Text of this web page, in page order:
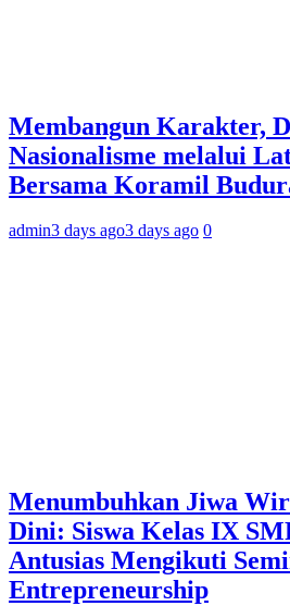
Membangun Karakter,
Nasionalisme melalui
Bersama Koramil
admin3 days ago3 days ago 0
Menumbuhkan Jiwa
Dini: Siswa Kelas IX
Antusias Mengikuti
Entrepreneurship